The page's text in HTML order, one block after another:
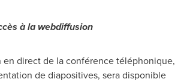
à la webdiffusion
en direct de la conférence téléphonique,
de diapositives, sera disponible